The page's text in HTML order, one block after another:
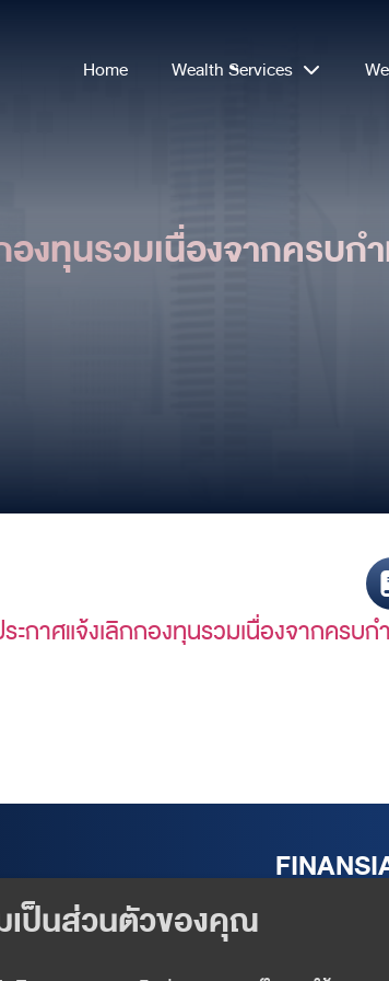
Home Wealth Services
องทุนรวมเนื่องจากครบ
ะกาศแจ้งเลิกกองทุนรวมเนื่องจากครบ
Events